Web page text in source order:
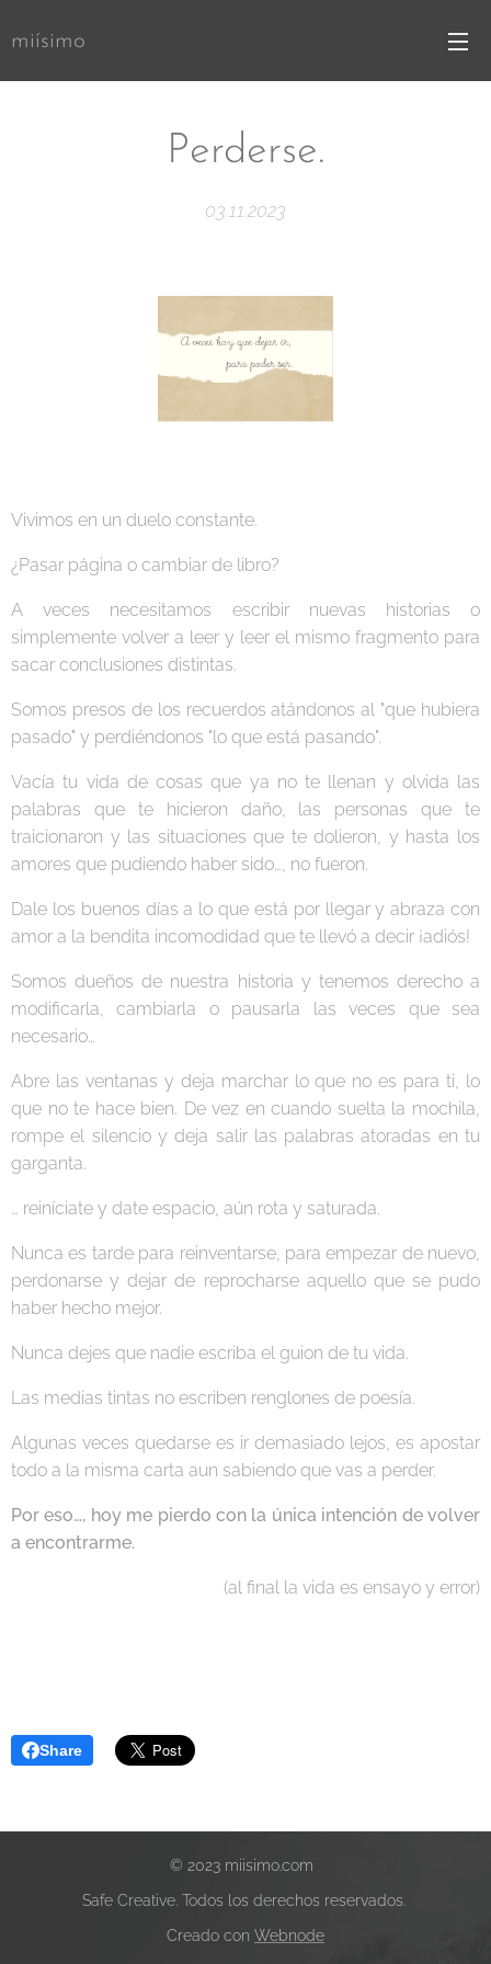
miísimo
Perderse.
03.11.2023
Vivimos en un duelo constante.
¿Pasar página o cambiar de libro?
A veces necesitamos escribir nuevas historias o
simplemente volver a leer y leer el mismo fragmento para
sacar conclusiones distintas.
Somos presos de los recuerdos atándonos al "que hubiera
pasado" y perdiéndonos "lo que está pasando".
Vacía tu vida de cosas que ya no te llenan y olvida las
palabras que te hicieron daño, las personas que te
traicionaron y las situaciones que te dolieron, y hasta los
amores que pudiendo haber sido…, no fueron.
Dale los buenos días a lo que está por llegar y abraza con
amor a la bendita incomodidad que te llevó a decir ¡adiós!
Somos dueños de nuestra historia y tenemos derecho a
modificarla, cambiarla o pausarla las veces que sea
necesario…
Abre las ventanas y deja marchar lo que no es para ti, lo
que no te hace bien. De vez en cuando suelta la mochila,
rompe el silencio y deja salir las palabras atoradas en tu
garganta.
… reiníciate y date espacio, aún rota y saturada.
Nunca es tarde para reinventarse, para empezar de nuevo,
perdonarse y dejar de reprocharse aquello que se pudo
haber hecho mejor.
Nunca dejes que nadie escriba el guion de tu vida.
Las medias tintas no escriben renglones de poesía.
Algunas veces quedarse es ir demasiado lejos, es apostar
todo a la misma carta aun sabiendo que vas a perder.
Por eso…, hoy me pierdo con la única intención de volver
a encontrarme.
(al final la vida es ensayo y error)
Share
© 2023 miisimo.com
Safe Creative. Todos los derechos reservados.
Creado con Webnode